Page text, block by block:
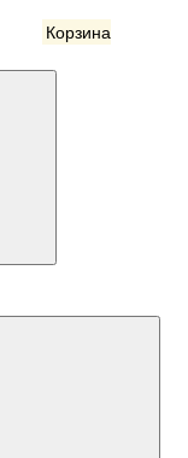
Корзина